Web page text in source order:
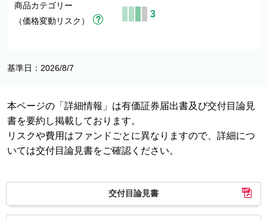
商品カテゴリー
（価格変動リスク）
3
基準日：2026/8/7
本ページの「詳細情報」は有価証券届出書及び交付目論見
書を要約し掲載しております。
リスクや費用はファンドごとに異なりますので、詳細につ
いては交付目論見書をご確認ください。
交付目論見書